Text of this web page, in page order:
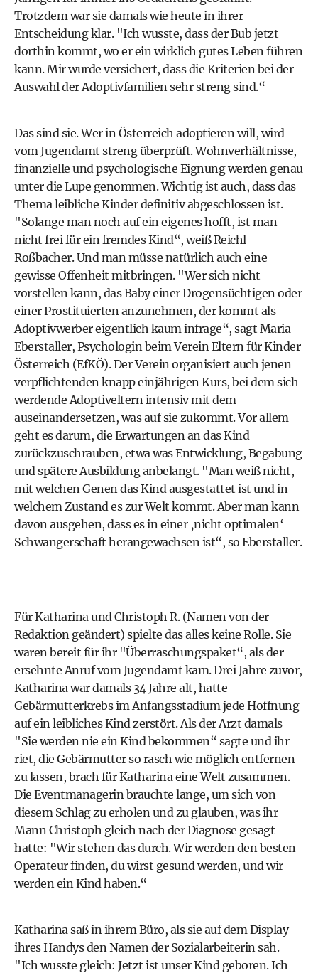
Trotzdem war sie damals wie heute in ihrer
Entscheidung klar. "Ich wusste, dass der Bub jetzt
dorthin kommt, wo er ein wirklich gutes Leben führen
kann. Mir wurde versichert, dass die Kriterien bei der
Auswahl der Adoptivfamilien sehr streng sind.“
Das sind sie. Wer in Österreich adoptieren will, wird
vom Jugendamt streng überprüft. Wohnverhältnisse,
finanzielle und psychologische Eignung werden genau
unter die Lupe genommen. Wichtig ist auch, dass das
Thema leibliche Kinder definitiv abgeschlossen ist.
"Solange man noch auf ein eigenes hofft, ist man
nicht frei für ein fremdes Kind“, weiß Reichl-
Roßbacher. Und man müsse natürlich auch eine
gewisse Offenheit mitbringen. "Wer sich nicht
vorstellen kann, das Baby einer Drogensüchtigen oder
einer Prostituierten anzunehmen, der kommt als
Adoptivwerber eigentlich kaum infrage“, sagt Maria
Eberstaller, Psychologin beim Verein Eltern für Kinder
Österreich (EfKÖ). Der Verein organisiert auch jenen
verpflichtenden knapp einjährigen Kurs, bei dem sich
werdende Adoptiveltern intensiv mit dem
auseinandersetzen, was auf sie zukommt. Vor allem
geht es darum, die Erwartungen an das Kind
zurückzuschrauben, etwa was Entwicklung, Begabung
und spätere Ausbildung anbelangt. "Man weiß nicht,
mit welchen Genen das Kind ausgestattet ist und in
welchem Zustand es zur Welt kommt. Aber man kann
davon ausgehen, dass es in einer ‚nicht optimalen‘
Schwangerschaft herangewachsen ist“, so Eberstaller.
Für Katharina und Christoph R. (Namen von der
Redaktion geändert) spielte das alles keine Rolle. Sie
waren bereit für ihr "Überraschungspaket“, als der
ersehnte Anruf vom Jugendamt kam. Drei Jahre zuvor,
Katharina war damals 34 Jahre alt, hatte
Gebärmutterkrebs im Anfangsstadium jede Hoffnung
auf ein leibliches Kind zerstört. Als der Arzt damals
"Sie werden nie ein Kind bekommen“ sagte und ihr
riet, die Gebärmutter so rasch wie möglich entfernen
zu lassen, brach für Katharina eine Welt zusammen.
Die Eventmanagerin brauchte lange, um sich von
diesem Schlag zu erholen und zu glauben, was ihr
Mann Christoph gleich nach der Diagnose gesagt
hatte: "Wir stehen das durch. Wir werden den besten
Operateur finden, du wirst gesund werden, und wir
werden ein Kind haben.“
Katharina saß in ihrem Büro, als sie auf dem Display
ihres Handys den Namen der Sozialarbeiterin sah.
"Ich wusste gleich: Jetzt ist unser Kind geboren. Ich